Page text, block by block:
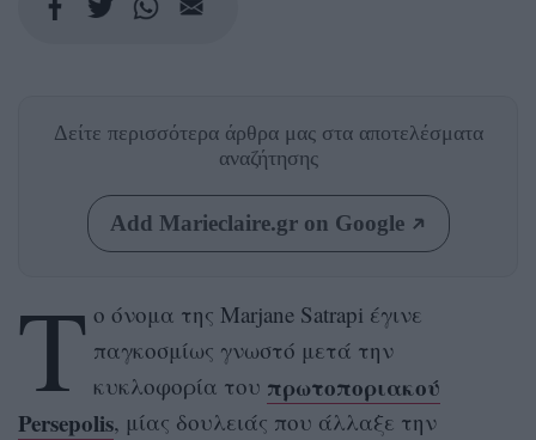
Δείτε περισσότερα άρθρα μας στα αποτελέσματα
αναζήτησης
Add Marieclaire.gr on Google
Τ ο όνομα της Marjane Satrapi έγινε
παγκοσμίως γνωστό μετά την
κυκλοφορία του πρωτοποριακού
Persepolis, μίας δουλειάς που άλλαξε την